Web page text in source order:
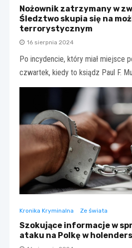
Nożownik zatrzymany w
Śledztwo skupia się na
terrorystycznym
16 sierpnia 2024
Po incydencie, który miał miejsce
czwartek, kiedy to ksiądz Paul F.
Kronika Kryminalna Ze świata
Szokujące informacje w
ataku na Polkę w